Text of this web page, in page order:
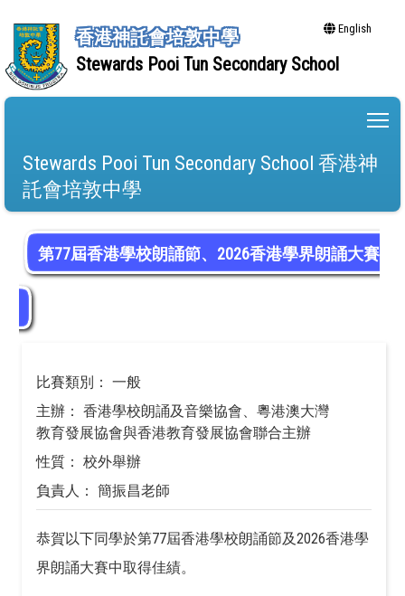
香港神託會培敦中學
Stewards Pooi Tun Secondary School
English
Stewards Pooi Tun Secondary School 香港神
託會培敦中學
第77屆香港學校朗誦節、2026香港學界朗誦大賽
比賽類別： 一般
主辦： 香港學校朗誦及音樂協會、粵港澳大灣
教育發展協會與香港教育發展協會聯合主辦
性質： 校外舉辦
負責人： 簡振昌老師
恭賀以下同學於第77屆香港學校朗誦節及2026香港學
界朗誦大賽中取得佳績。